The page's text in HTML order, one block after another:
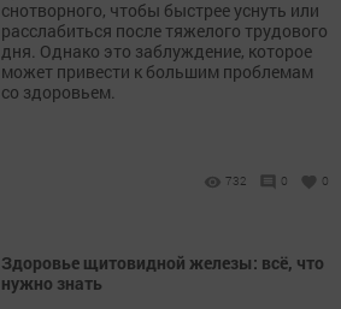
снотворного, чтобы быстрее уснуть или
расслабиться после тяжелого трудового
дня. Однако это заблуждение, которое
может привести к большим проблемам
со здоровьем.
732 0 0
Здоровье щитовидной железы: всё, что
нужно знать